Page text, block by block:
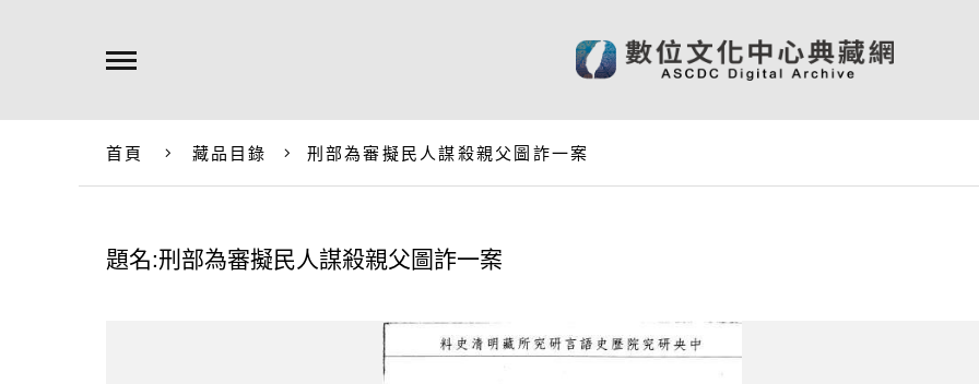
首頁 藏品目錄 刑部為審擬民人謀殺親父圖詐一案
題名:刑部為審擬民人謀殺親父圖詐一案